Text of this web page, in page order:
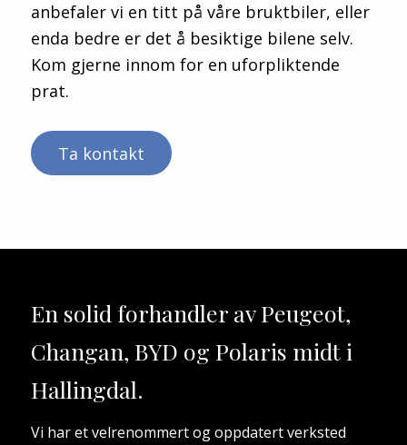
Vindusheiser elektriske foran og bak
Tlf: 97574450
Sentralbord:
Tlf: 32079930
Hallingdal Bilsenter AS avd. Bruktbil
Elvevegen 7
Finans - Garanti - Innbytte - Frakt/Levering
fra Oslo.
anbefaler vi en titt på våre bruktbiler, eller
enda bedre er det å besiktige bilene selv.
Kom gjerne innom for en uforpliktende
prat.
Ta kontakt
En solid forhandler avPeugeot,
Changan, BYD og Polaris midt i
Hallingdal.
Vi har et velrenommert og oppdatert verksted